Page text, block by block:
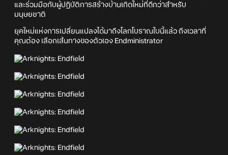
และร่วมมือกับผู้ปฏิบัติการสร้างบ้านเกิดใหม่ที่ดีกว่าสำหรับ
มนุษยชาติ
ยุคใหม่แห่งการเปลี่ยนแปลงได้มาถึงโลกโบราณใบนี้แล้ว ถึงเวลาที่
คุณต้อง เลือกเส้นทางของตัวเอง Endministrator